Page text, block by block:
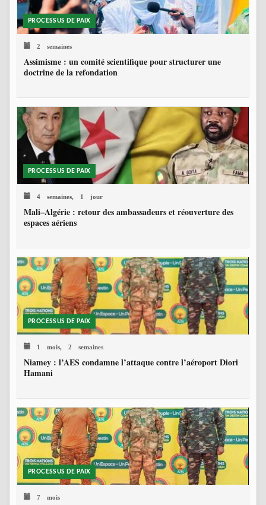
PROCESSUS DE PAIX
2 semaines
Assimisme : un comité scientifique pour structurer une
doctrine de la refondation
PROCESSUS DE PAIX
4 semaines, 1 jour
Mali–Algérie : retour des ambassadeurs et réouverture des
espaces aériens
PROCESSUS DE PAIX
1 mois, 2 semaines
Niamey : l’AES condamne l’attaque contre l’aéroport Diori
Hamani
PROCESSUS DE PAIX
7 mois